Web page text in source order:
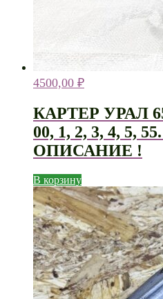
4500,00 ₽
КАРТЕР УРАЛ
00, 1, 2, 3, 4, 5,
ОПИСАНИЕ !
В корзину